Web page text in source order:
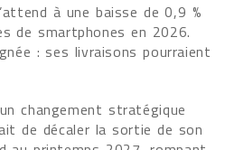
à une baisse de 0,9 %
de smartphones en 2026.
: ses livraisons pourraient
changement stratégique
de décaler la sortie de son